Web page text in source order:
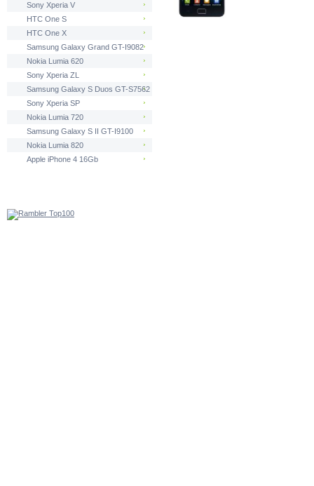
Sony Xperia V
HTC One S
HTC One X
Samsung Galaxy Grand GT-I9082
Nokia Lumia 620
Sony Xperia ZL
Samsung Galaxy S Duos GT-S7562
Sony Xperia SP
Nokia Lumia 720
Samsung Galaxy S II GT-I9100
Nokia Lumia 820
Apple iPhone 4 16Gb